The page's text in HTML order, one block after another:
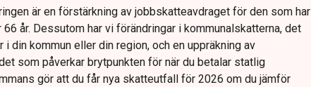
är en förstärkning av jobbskatteavdraget för den som har
år. Dessutom har vi förändringar i kommunalskatterna, det
din kommun eller din region, och en uppräkning av
som påverkar brytpunkten för när du betalar statlig
gör att du får nya skatteutfall för 2026 om du jämför